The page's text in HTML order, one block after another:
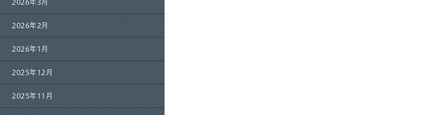
2026年3月
2026年2月
2026年1月
2025年12月
2025年11月